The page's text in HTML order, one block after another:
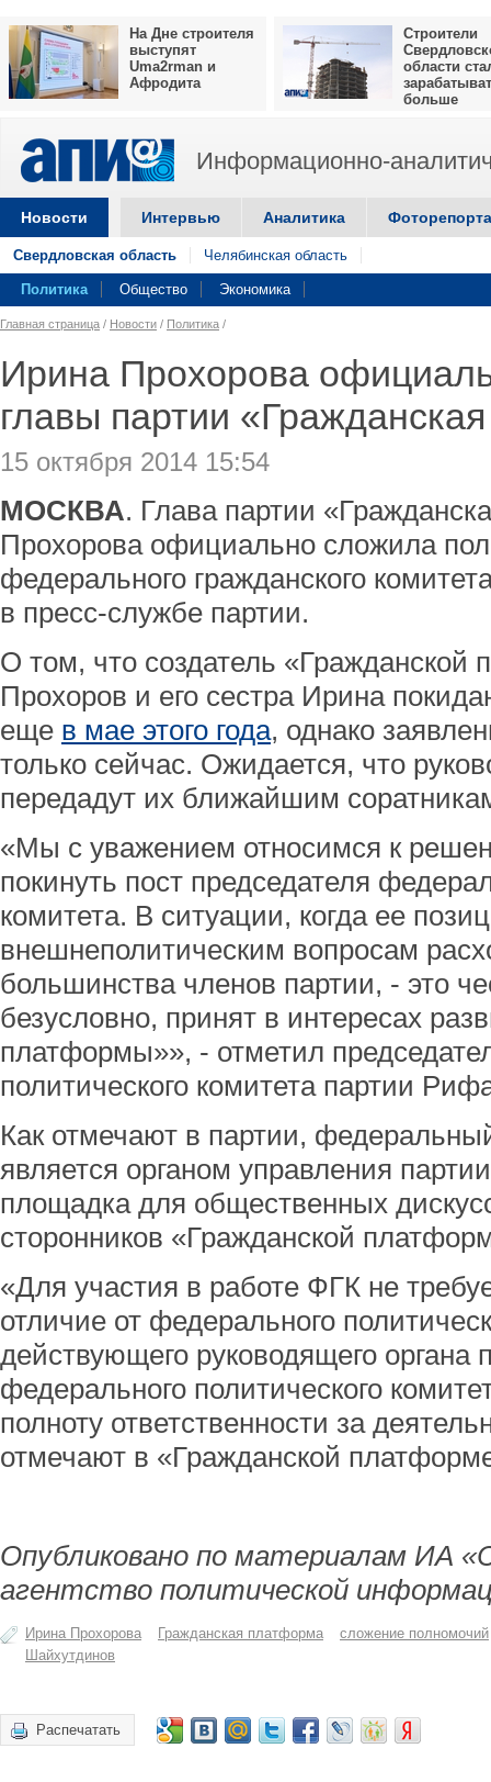
На Дне строителя
выступят
Uma2rman и
Афродита
Строители
области
больше
Информационно-
Новости Интервью Аналитика
Свердловская область Челябинская область
Политика Общество Экономика
Главная страница / Новости / Политика /
Ирина Прохорова
главы партии
15 октября 2014 15:54
МОСКВА. Глава партии
Прохорова официально сложила
федерального гражданского
в пресс-службе партии.
О том, что создатель
Прохоров и его сестра Ирина
еще в мае этого года, однако
только сейчас. Ожидается, что
передадут их ближайшим
«Мы с уважением относимся к
покинуть пост председателя
комитета. В ситуации, когда ее
внешнеполитическим вопросам
большинства членов партии, - это
безусловно, принят в интересах
платформы»», - отметил
политического комитета партии
Как отмечают в партии,
является органом управления
площадка для общественных
сторонников «Гражданской
«Для участия в работе ФГК не
отличие от федерального
действующего руководящего
федерального политического
полноту ответственности за
отмечают в «Гражданской
Опубликовано по материалам ИА
агентство политической
Ирина Прохорова Гражданская платформа
сложение полномочий
Шайхутдинов
Распечатать